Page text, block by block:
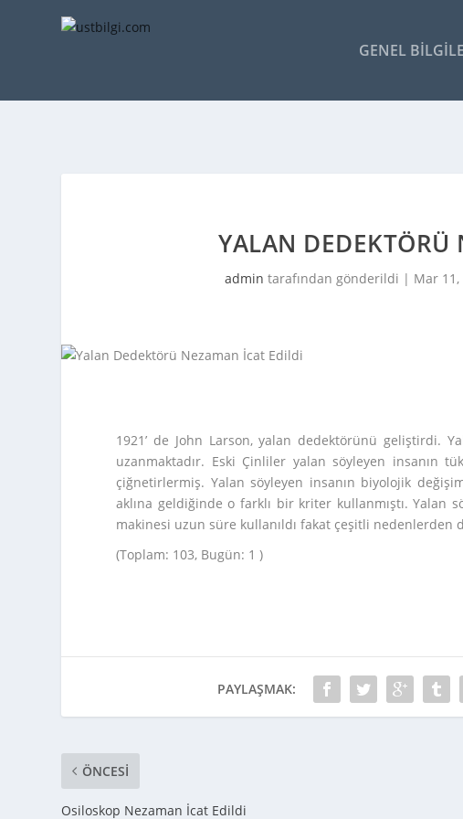
GENEL
YALAN
admin tarafından gönderildi | Mar 11,
1921’ de John Larson, yalan dedektörünü geliştirdi.
uzanmaktadır. Eski Çinliler yalan söyleyen insanın
çiğnetirlermiş. Yalan söyleyen insanın biyolojik
aklına geldiğinde o farklı bir kriter kullanmıştı. Yalan
makinesi uzun süre kullanıldı fakat çeşitli nedenlerden
(Toplam: 103, Bugün: 1 )
PAYLAŞMAK:
ÖNCESI
Osiloskop Nezaman İcat Edildi